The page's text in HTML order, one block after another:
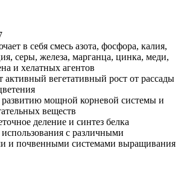
в себя смесь азота, фосфора, калия,
серы, железа, марганца, цинка, меди,
и хелатных агентов
активный вегетативный рост от рассады
развитию мощной корневой системы и
веществ
деление и синтез белка
с различными
и почвенными системами выращивания